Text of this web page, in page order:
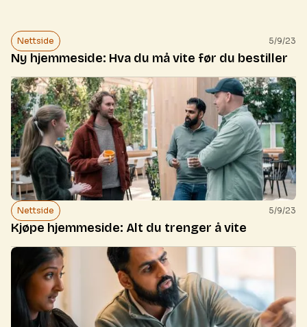
Nettside 5/9/23
Ny hjemmeside: Hva du må vite før du bestiller
Nettside 5/9/23
Kjøpe hjemmeside: Alt du trenger å vite